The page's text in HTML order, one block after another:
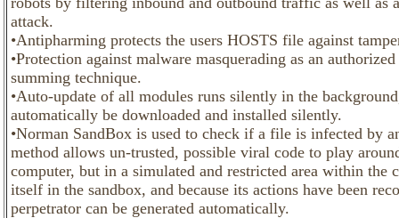
attack.
•Antipharming protects the users HOSTS file against
•Protection against malware masquerading as an
summing technique.
•Auto-update of all modules runs silently in the
automatically be downloaded and installed silently.
•Norman SandBox is used to check if a file is infected by
method allows un-trusted, possible viral code to play
computer, but in a simulated and restricted area within the
itself in the sandbox, and because its actions have been
perpetrator can be generated automatically.